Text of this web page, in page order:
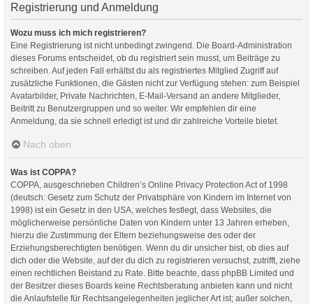
Registrierung und Anmeldung
Wozu muss ich mich registrieren?
Eine Registrierung ist nicht unbedingt zwingend. Die Board-Administration
dieses Forums entscheidet, ob du registriert sein musst, um Beiträge zu
schreiben. Auf jeden Fall erhältst du als registriertes Mitglied Zugriff auf
zusätzliche Funktionen, die Gästen nicht zur Verfügung stehen: zum Beispiel
Avatarbilder, Private Nachrichten, E-Mail-Versand an andere Mitglieder,
Beitritt zu Benutzergruppen und so weiter. Wir empfehlen dir eine
Anmeldung, da sie schnell erledigt ist und dir zahlreiche Vorteile bietet.
Nach oben
Was ist COPPA?
COPPA, ausgeschrieben Children’s Online Privacy Protection Act of 1998
(deutsch: Gesetz zum Schutz der Privatsphäre von Kindern im Internet von
1998) ist ein Gesetz in den USA, welches festlegt, dass Websites, die
möglicherweise persönliche Daten von Kindern unter 13 Jahren erheben,
hierzu die Zustimmung der Eltern beziehungsweise des oder der
Erziehungsberechtigten benötigen. Wenn du dir unsicher bist, ob dies auf
dich oder die Website, auf der du dich zu registrieren versuchst, zutrifft, ziehe
einen rechtlichen Beistand zu Rate. Bitte beachte, dass phpBB Limited und
der Besitzer dieses Boards keine Rechtsberatung anbieten kann und nicht
die Anlaufstelle für Rechtsangelegenheiten jeglicher Art ist; außer solchen,